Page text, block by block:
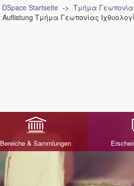
DSpace Startseite
Τμήμα
Auflistung Τμήμα Γεωπονίας
Bereiche & Sammlungen